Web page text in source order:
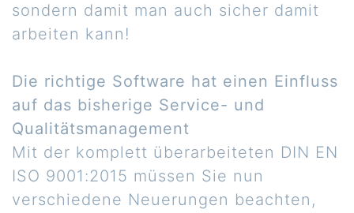
sondern damit man auch sicher damit
arbeiten kann!
Die richtige Software hat einen Einfluss
auf das bisherige Service- und
Qualitätsmanagement
Mit der komplett überarbeiteten DIN EN
ISO 9001:2015 müssen Sie nun
verschiedene Neuerungen beachten,